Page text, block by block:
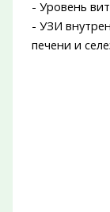
- Уровень
- УЗИ
печени и